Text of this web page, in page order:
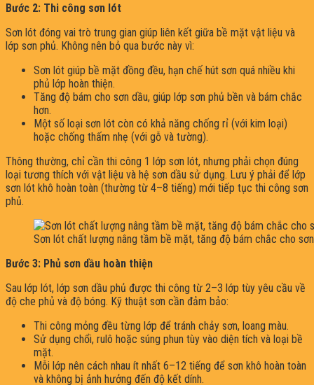
Bước 2: Thi công sơn lót
Sơn lót đóng vai trò trung gian giúp liên kết giữa bề mặt vật liệu và
lớp sơn phủ. Không nên bỏ qua bước này vì:
Sơn lót giúp bề mặt đồng đều, hạn chế hút sơn quá nhiều khi
phủ lớp hoàn thiện.
Tăng độ bám cho sơn dầu, giúp lớp sơn phủ bền và bám chắc
hơn.
Một số loại sơn lót còn có khả năng chống rỉ (với kim loại)
hoặc chống thấm nhẹ (với gỗ và tường).
Thông thường, chỉ cần thi công 1 lớp sơn lót, nhưng phải chọn đúng
loại tương thích với vật liệu và hệ sơn dầu sử dụng. Lưu ý phải để lớp
sơn lót khô hoàn toàn (thường từ 4–8 tiếng) mới tiếp tục thi công sơn
phủ.
Sơn lót chất lượng nâng tầm bề mặt, tăng độ bám chắc cho
Bước 3: Phủ sơn dầu hoàn thiện
Sau lớp lót, lớp sơn dầu phủ được thi công từ 2–3 lớp tùy yêu cầu về
độ che phủ và độ bóng. Kỹ thuật sơn cần đảm bảo:
Thi công mỏng đều từng lớp để tránh chảy sơn, loang màu.
Sử dụng chổi, rulô hoặc súng phun tùy vào diện tích và loại bề
mặt.
Mỗi lớp nên cách nhau ít nhất 6–12 tiếng để sơn khô hoàn toàn
và không bị ảnh hưởng đến độ kết dính.